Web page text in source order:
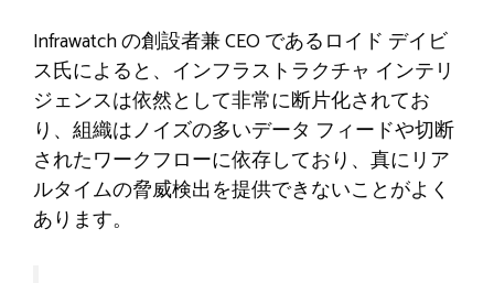
Infrawatch の創設者兼 CEO であるロイド デイビ
ス氏によると、インフラストラクチャ インテリ
ジェンスは依然として非常に断片化されてお
り、組織はノイズの多いデータ フィードや切断
されたワークフローに依存しており、真にリア
ルタイムの脅威検出を提供できないことがよく
あります。